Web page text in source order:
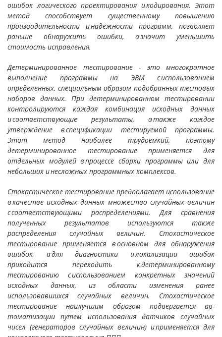
ошибок логического проектирования и кодирования. Этот
метод способствует существенному повыше­нию
производительности и надежности программ, позволяет
раньше обнаружить ошибки, а значит уменьшить
стоимость ис­правления.
Детерминированное тестирование - это многократное
выполнение программы на ЭВМ с использованием
определенных, специальным образом подобранных тестовых
наборов данных. При детерминированном тестировании
контролируются каждая комбинация исходных данных
и соответствующие результаты, а также каждое
утверждение в спецификации тестируемой програм­мы.
Этот метод наиболее трудоемкий, поэтому
детерминирован­ное тестирование применяется для
отдельных модулей в процессе сборки программы или для
небольших и несложных программных комплексов.
Стохастическое тестирование предполагает использова­ние
в качестве исходных данных множество случайных величин
с соответствующими распределениями. Для сравнения
полученных результатов используются также
распределения случайных вели­чин. Стохастическое
тестирование применяется в основном для обнаружения
ошибок, а для диагностики и локализации ошибок
приходится переходить к детерминированному
тестированию с использованием конкретных значений
исходных данных, из облас­ти изменения ранее
использовавшихся случайных величин. Сто­хастическое
тестирование наилучшим образом подвергается ав­
томатизации путем использования датчиков случайных
чисел (генераторов случайных величин) и применяется для